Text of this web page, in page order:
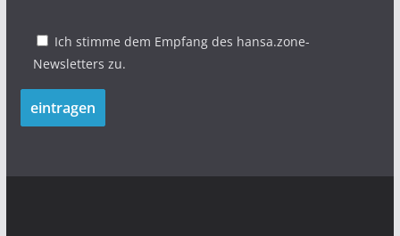
Ich stimme dem Empfang des hansa.zone-
Newsletters zu.